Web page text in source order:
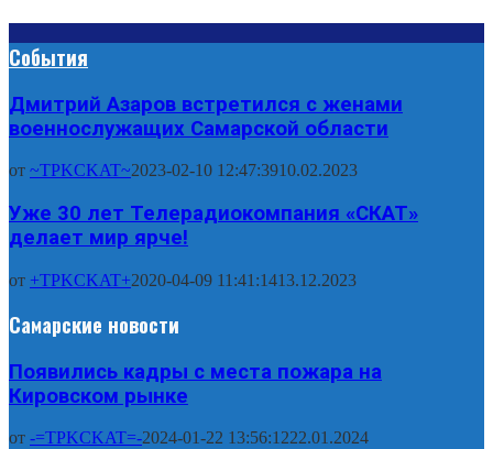
События
Дмитрий Азаров встретился с женами
военнослужащих Самарской области
от ~TPKCKAT~2023-02-10 12:47:3910.02.2023
Уже 30 лет Телерадиокомпания «СКАТ»
делает мир ярче!
от +TPKCKAT+2020-04-09 11:41:1413.12.2023
Самарские новости
Появились кадры с места пожара на
Кировском рынке
от -=TPKCKAT=-2024-01-22 13:56:1222.01.2024